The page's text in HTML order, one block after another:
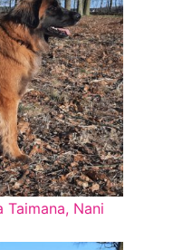
Taimana, Nani